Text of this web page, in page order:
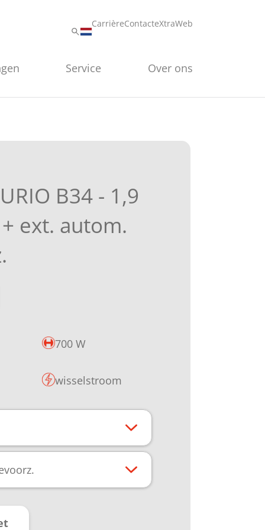
CarrièreContacteXtraWeb
Service Over ons
B34 - 1,9
ext. autom.
700 W
wisselstroom